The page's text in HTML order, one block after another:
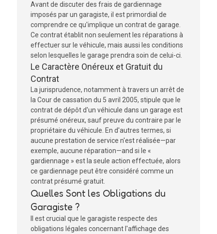
Avant de discuter des frais de gardiennage
imposés par un garagiste, il est primordial de
comprendre ce qu'implique un contrat de garage.
Ce contrat établit non seulement les réparations à
effectuer sur le véhicule, mais aussi les conditions
selon lesquelles le garage prendra soin de celui-ci.
Le Caractère Onéreux et Gratuit du
Contrat
La jurisprudence, notamment à travers un arrêt de
la Cour de cassation du 5 avril 2005, stipule que le
contrat de dépôt d'un véhicule dans un garage est
présumé onéreux, sauf preuve du contraire par le
propriétaire du véhicule. En d'autres termes, si
aucune prestation de service n'est réalisée—par
exemple, aucune réparation—and si le «
gardiennage » est la seule action effectuée, alors
ce gardiennage peut être considéré comme un
contrat présumé gratuit.
Quelles Sont les Obligations du
Garagiste ?
Il est crucial que le garagiste respecte des
obligations légales concernant l'affichage des